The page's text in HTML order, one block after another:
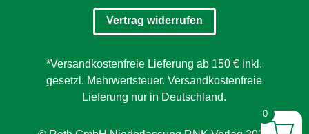
Vertrag widerrufen
*Versandkostenfreie Lieferung ab 150 € inkl.
gesetzl. Mehrwertsteuer. Versandkostenfreie
Lieferung nur in Deutschland.
0